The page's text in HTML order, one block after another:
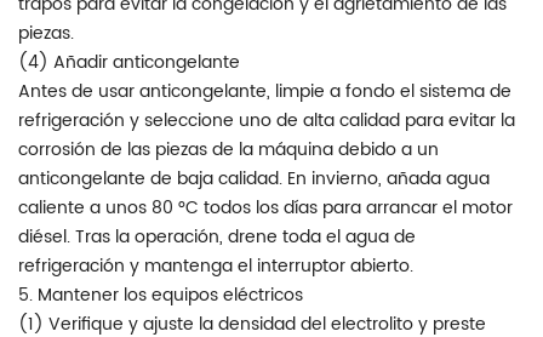
piezas.
(4) Añadir anticongelante
Antes de usar anticongelante, limpie a fondo el sistema de
refrigeración y seleccione uno de alta calidad para evitar la
corrosión de las piezas de la máquina debido a un
anticongelante de baja calidad. En invierno, añada agua
caliente a unos 80 °C todos los días para arrancar el motor
diésel. Tras la operación, drene toda el agua de
refrigeración y mantenga el interruptor abierto.
5. Mantener los equipos eléctricos
(1) Verifique y ajuste la densidad del electrolito y preste